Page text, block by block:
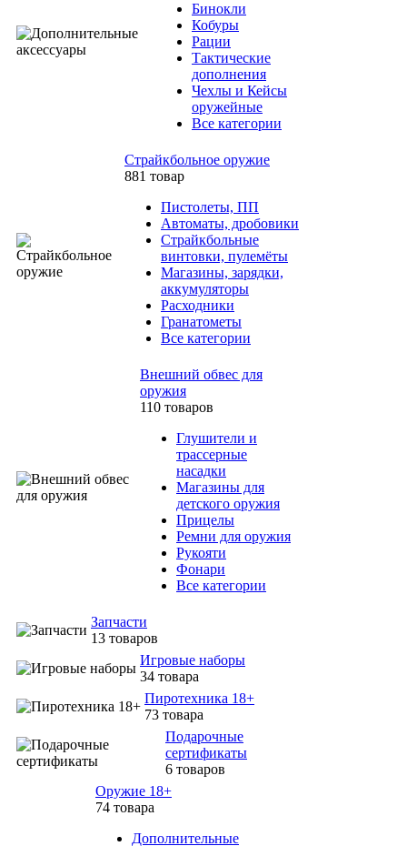
Бинокли
Кобуры
Рации
Тактические
дополнения
Чехлы и Кейсы
оружейные
Все категории
Страйкбольное оружие
881 товар
Пистолеты, ПП
Автоматы, дробовики
Страйкбольные
винтовки, пулемёты
Магазины, зарядки,
аккумуляторы
Расходники
Гранатометы
Все категории
Внешний обвес для
оружия
110 товаров
Глушители и
трассерные
насадки
Магазины для
детского оружия
Прицелы
Ремни для оружия
Рукояти
Фонари
Все категории
Запчасти
13 товаров
Игровые наборы
34 товара
Пиротехника 18+
73 товара
Подарочные
сертификаты
6 товаров
Оружие 18+
74 товара
Дополнительные